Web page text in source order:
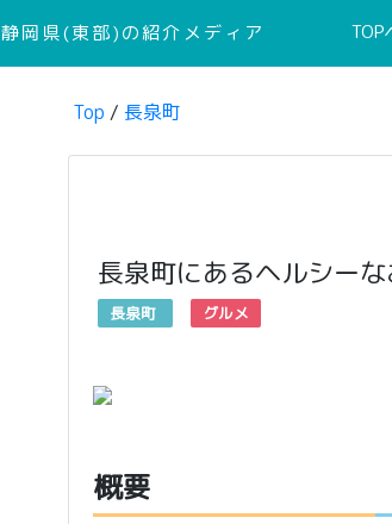
静岡県(東部)の紹介メディア TOP
Top / 長泉町
長泉町にあるヘルシー
長泉町 グルメ
概要